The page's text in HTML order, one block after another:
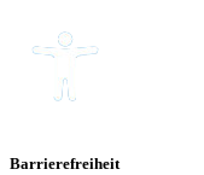
Barrierefreiheit